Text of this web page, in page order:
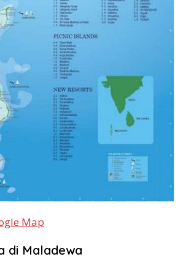
Map
di Maladewa